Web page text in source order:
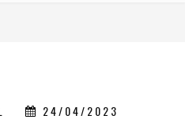
24/04/2023